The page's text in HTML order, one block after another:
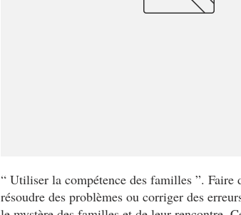
“ Utiliser la compétence des familles ”. Faire
résoudre des problèmes ou corriger des